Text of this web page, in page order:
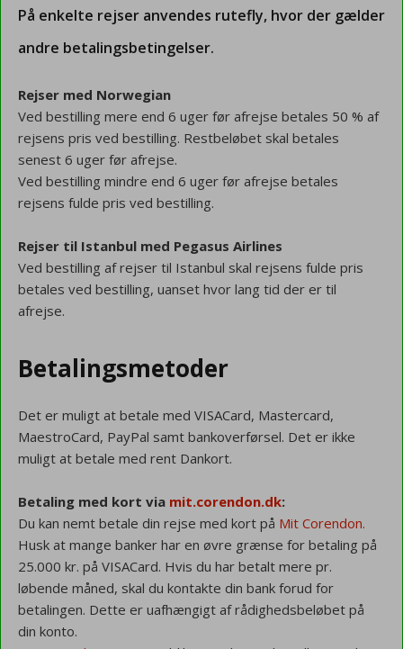
På enkelte rejser anvendes rutefly, hvor der gælder
andre betalingsbetingelser.
Rejser med Norwegian
Ved bestilling mere end 6 uger før afrejse betales 50 % af
rejsens pris ved bestilling. Restbeløbet skal betales
senest 6 uger før afrejse.
Ved bestilling mindre end 6 uger før afrejse betales
rejsens fulde pris ved bestilling.
Rejser til Istanbul med Pegasus Airlines
Ved bestilling af rejser til Istanbul skal rejsens fulde pris
betales ved bestilling, uanset hvor lang tid der er til
afrejse.
Betalingsmetoder
Det er muligt at betale med VISACard, Mastercard,
MaestroCard, PayPal samt bankoverførsel. Det er ikke
muligt at betale med rent Dankort.
Betaling med kort via mit.corendon.dk:
Du kan nemt betale din rejse med kort på Mit Corendon.
Husk at mange banker har en øvre grænse for betaling på
25.000 kr. på VISACard. Hvis du har betalt mere pr.
løbende måned, skal du kontakte din bank forud for
betalingen. Dette er uafhængigt af rådighedsbeløbet på
din konto.